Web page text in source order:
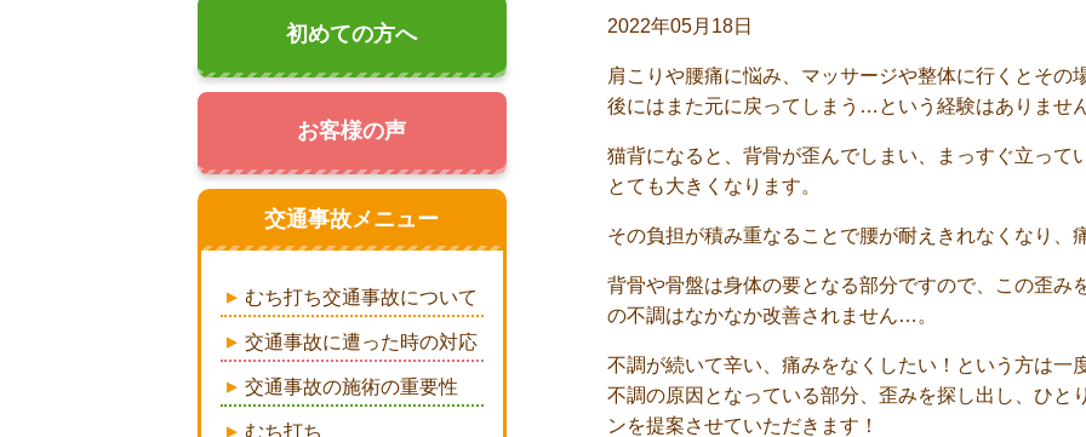
2022年05月18日
肩こりや腰痛に悩み、マッサージや整体に行くとその
後にはまた元に戻ってしまう…という経験はありませ
猫背になると、背骨が歪んでしまい、まっすぐ立って
とても大きくなります。
その負担が積み重なることで腰が耐えきれなくなり、
背骨や骨盤は身体の要となる部分ですので、この歪み
の不調はなかなか改善されません…。
不調が続いて辛い、痛みをなくしたい！という方は一
不調の原因となっている部分、歪みを探し出し、ひと
ンを提案させていただきます！
初めての方へ
お客様の声
交通事故メニュー
むち打ち交通事故について
交通事故に遭った時の対応
交通事故の施術の重要性
むち打ち